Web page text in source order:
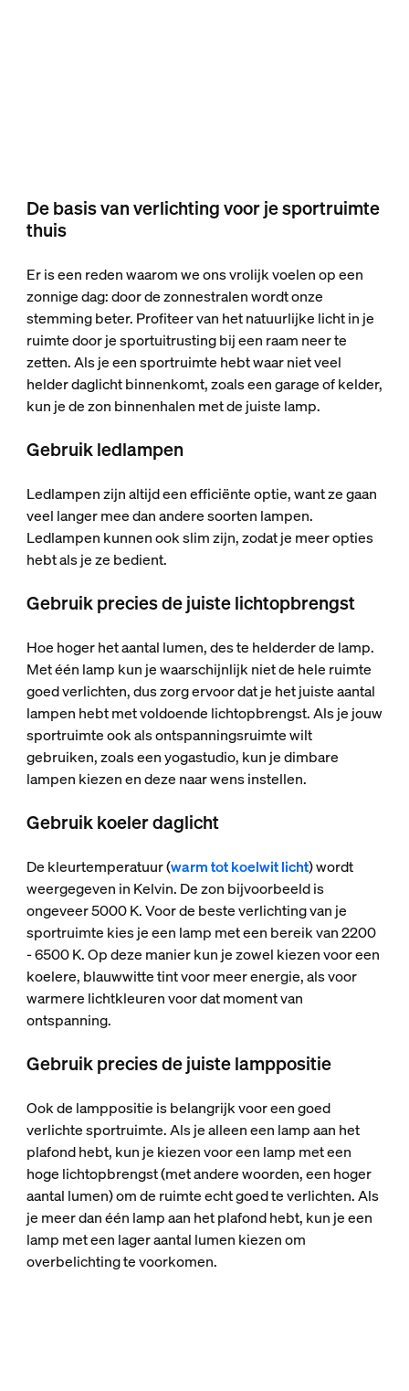
De basis van verlichting voor je sportruimte
thuis
Er is een reden waarom we ons vrolijk voelen op een
zonnige dag: door de zonnestralen wordt onze
stemming beter. Profiteer van het natuurlijke licht in je
ruimte door je sportuitrusting bij een raam neer te
zetten. Als je een sportruimte hebt waar niet veel
helder daglicht binnenkomt, zoals een garage of kelder,
kun je de zon binnenhalen met de juiste lamp.
Gebruik ledlampen
Ledlampen zijn altijd een efficiënte optie, want ze gaan
veel langer mee dan andere soorten lampen.
Ledlampen kunnen ook slim zijn, zodat je meer opties
hebt als je ze bedient.
Gebruik precies de juiste lichtopbrengst
Hoe hoger het aantal lumen, des te helderder de lamp.
Met één lamp kun je waarschijnlijk niet de hele ruimte
goed verlichten, dus zorg ervoor dat je het juiste aantal
lampen hebt met voldoende lichtopbrengst. Als je jouw
sportruimte ook als ontspanningsruimte wilt
gebruiken, zoals een yogastudio, kun je dimbare
lampen kiezen en deze naar wens instellen.
Gebruik koeler daglicht
De kleurtemperatuur (warm tot koelwit licht) wordt
weergegeven in Kelvin. De zon bijvoorbeeld is
ongeveer 5000 K. Voor de beste verlichting van je
sportruimte kies je een lamp met een bereik van 2200
- 6500 K. Op deze manier kun je zowel kiezen voor een
koelere, blauwwitte tint voor meer energie, als voor
warmere lichtkleuren voor dat moment van
ontspanning.
Gebruik precies de juiste lamppositie
Ook de lamppositie is belangrijk voor een goed
verlichte sportruimte. Als je alleen een lamp aan het
plafond hebt, kun je kiezen voor een lamp met een
hoge lichtopbrengst (met andere woorden, een hoger
aantal lumen) om de ruimte echt goed te verlichten. Als
je meer dan één lamp aan het plafond hebt, kun je een
lamp met een lager aantal lumen kiezen om
overbelichting te voorkomen.